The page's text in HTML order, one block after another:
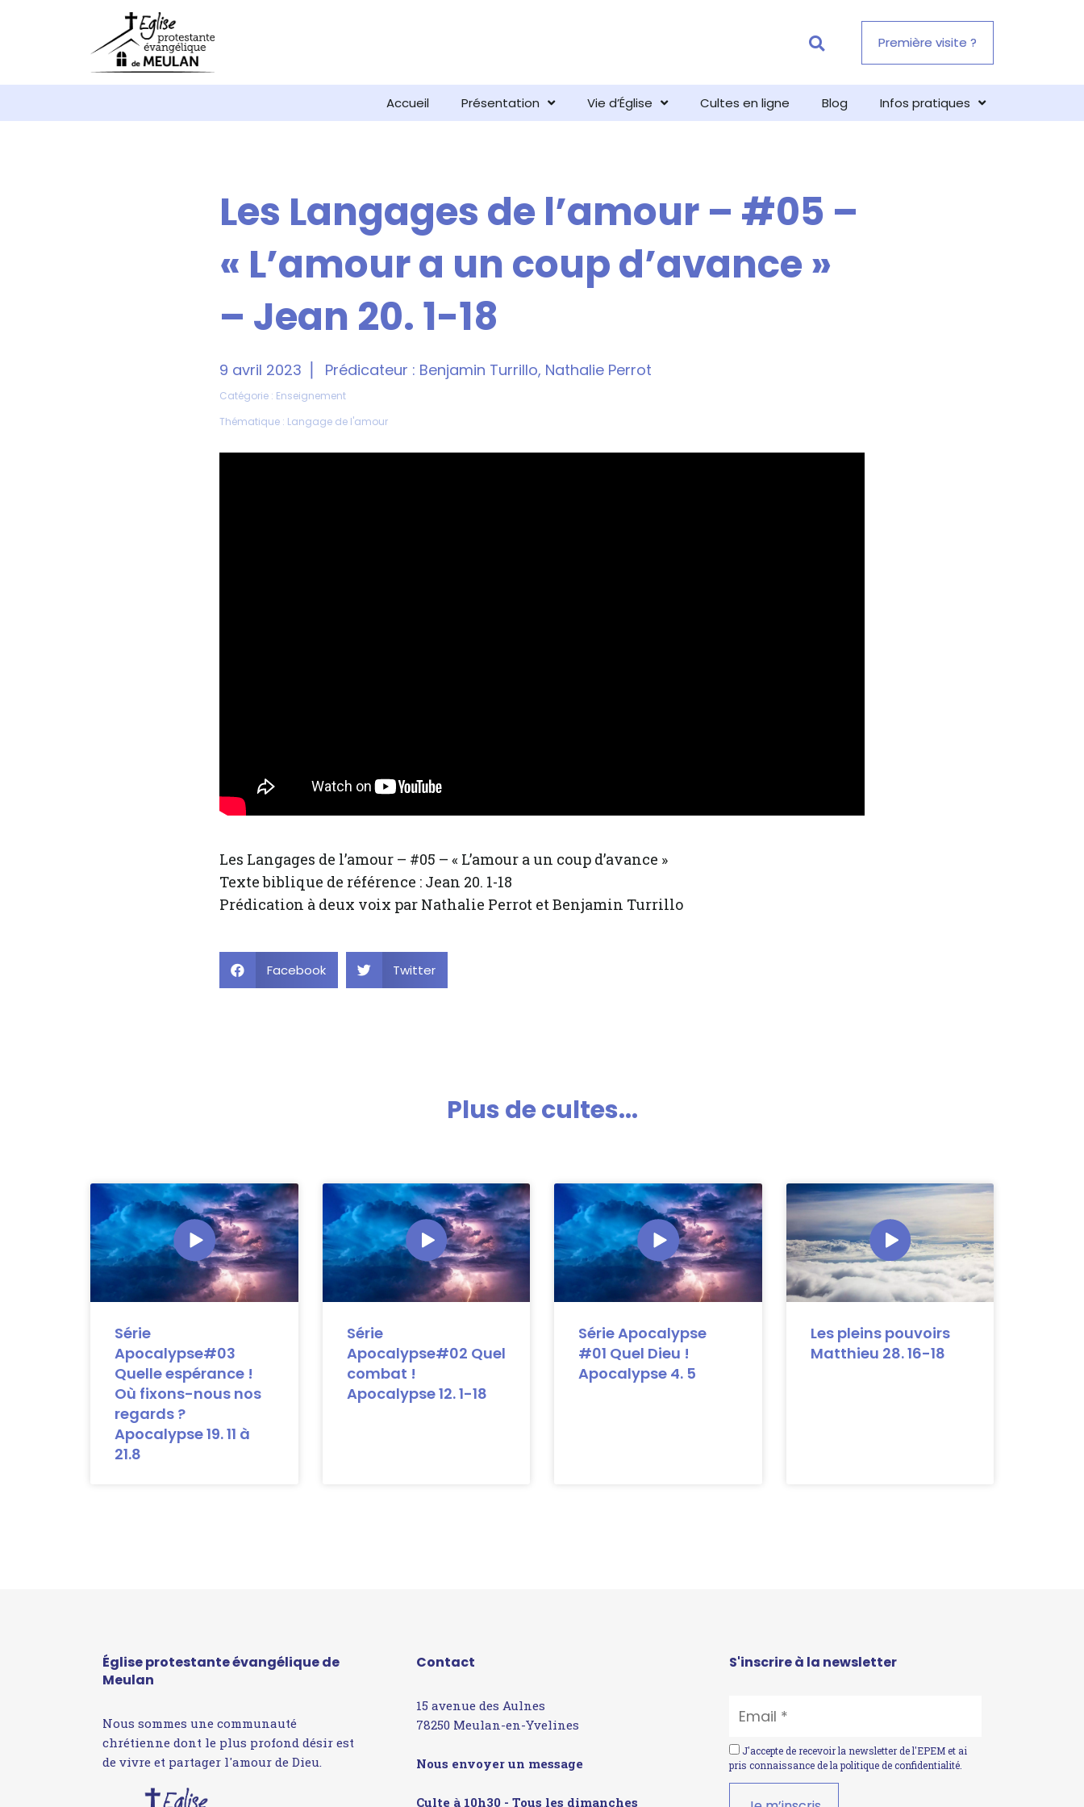
Première visite ?
Accueil Présentation Vie d’Église Cultes en ligne Blog Infos pratiques
Les Langages de l’amour – #05 –
« L’amour a un coup d’avance »
– Jean 20. 1-18
9 avril 2023 Prédicateur : Benjamin Turrillo, Nathalie Perrot
Catégorie : Enseignement
Thématique : Langage de l'amour
Les Langages de l’amour – #05 – « L’amour a un coup d’avance »
Texte biblique de référence : Jean 20. 1-18
Prédication à deux voix par Nathalie Perrot et Benjamin Turrillo
Facebook Twitter
Plus de cultes...
Série
Apocalypse#03
Quelle espérance !
Où fixons-nous nos
regards ?
Apocalypse 19. 11 à
21.8
Série
Apocalypse#02 Quel
combat !
Apocalypse 12. 1-18
Série Apocalypse
#01 Quel Dieu !
Apocalypse 4. 5
Les pleins pouvoirs
Matthieu 28. 16-18
Église protestante évangélique de
Meulan
Nous sommes une communauté
chrétienne dont le plus profond désir est
de vivre et partager l'amour de Dieu.
Contact
15 avenue des Aulnes
78250 Meulan-en-Yvelines
Nous envoyer un message
Culte à 10h30 - Tous les dimanches
S'inscrire à la newsletter
J'accepte de recevoir la newsletter de l'EPEM et ai
pris connaissance de la politique de confidentialité